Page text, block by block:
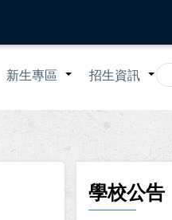
+
新生專區 +
招生資訊
學校公告